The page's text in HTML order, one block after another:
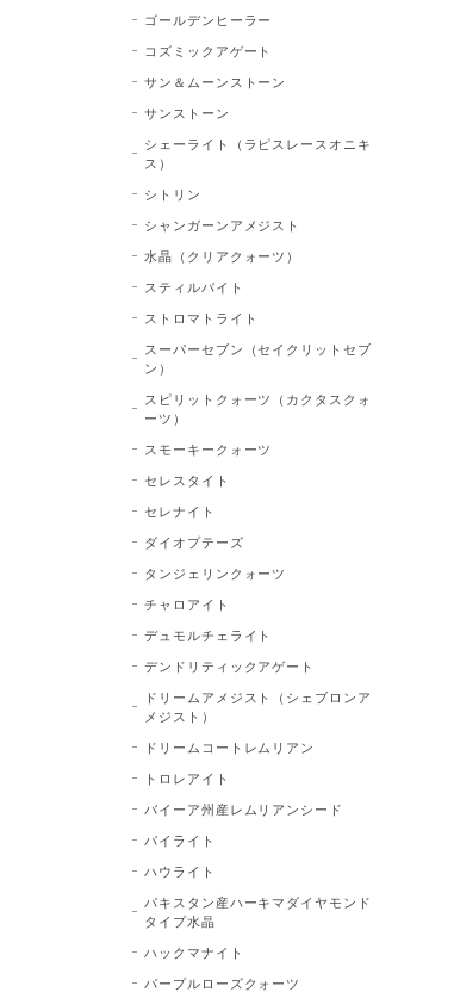
ゴールデンヒーラー
コズミックアゲート
サン＆ムーンストーン
サンストーン
シェーライト（ラピスレースオニキ
ス）
シトリン
シャンガーンアメジスト
水晶（クリアクォーツ）
スティルバイト
ストロマトライト
スーパーセブン（セイクリットセブ
ン）
スピリットクォーツ（カクタスクォ
ーツ）
スモーキークォーツ
セレスタイト
セレナイト
ダイオプテーズ
タンジェリンクォーツ
チャロアイト
デュモルチェライト
デンドリティックアゲート
ドリームアメジスト（シェブロンア
メジスト）
ドリームコートレムリアン
トロレアイト
バイーア州産レムリアンシード
パイライト
ハウライト
パキスタン産ハーキマダイヤモンド
タイプ水晶
ハックマナイト
パープルローズクォーツ